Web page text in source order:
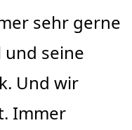
sehr gerne
und seine
Und wir
Immer